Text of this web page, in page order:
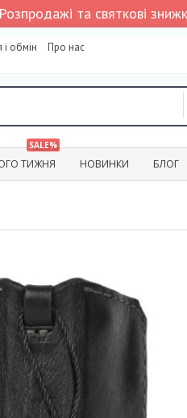
Розпродажі та святкові
обмін
Про нас
SALE%
ТИЖНЯ НОВИНКИ БЛОГ